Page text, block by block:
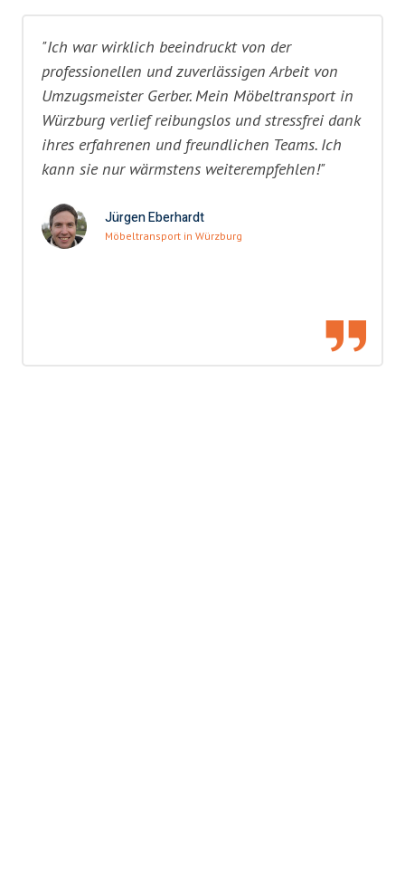
"Ich war wirklich beeindruckt von der
professionellen und zuverlässigen Arbeit von
Umzugsmeister Gerber. Mein Möbeltransport in
Würzburg verlief reibungslos und stressfrei dank
ihres erfahrenen und freundlichen Teams. Ich
kann sie nur wärmstens weiterempfehlen!"
Jürgen Eberhardt
Möbeltransport in Würzburg